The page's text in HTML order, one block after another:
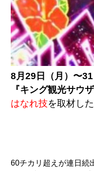
8月29日（月）〜31
『キング観光サウ
はなれ技を取材し
60チカリ超えが連日続